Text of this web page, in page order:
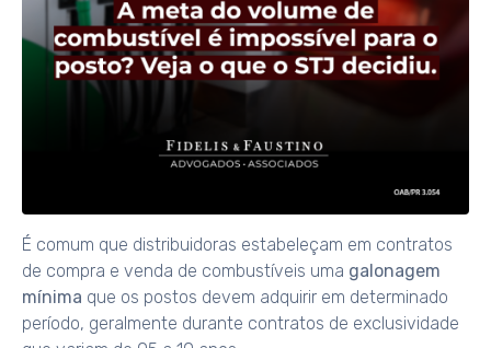
É comum que distribuidoras estabeleçam em contratos
de compra e venda de combustíveis uma galonagem
mínima que os postos devem adquirir em determinado
período, geralmente durante contratos de exclusividade